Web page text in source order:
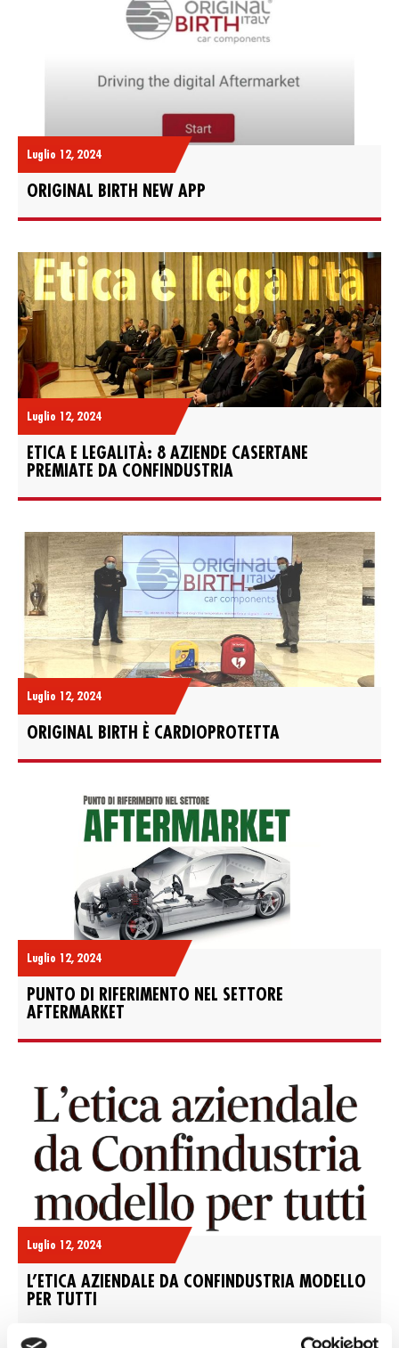
Luglio 12, 2024
ORIGINAL BIRTH NEW APP
Luglio 12, 2024
ETICA E LEGALITÀ: 8 AZIENDE CASERTANE
PREMIATE DA CONFINDUSTRIA
Luglio 12, 2024
ORIGINAL BIRTH È CARDIOPROTETTA
Luglio 12, 2024
PUNTO DI RIFERIMENTO NEL SETTORE
AFTERMARKET
Luglio 12, 2024
L’ETICA AZIENDALE DA CONFINDUSTRIA MODELLO
PER TUTTI